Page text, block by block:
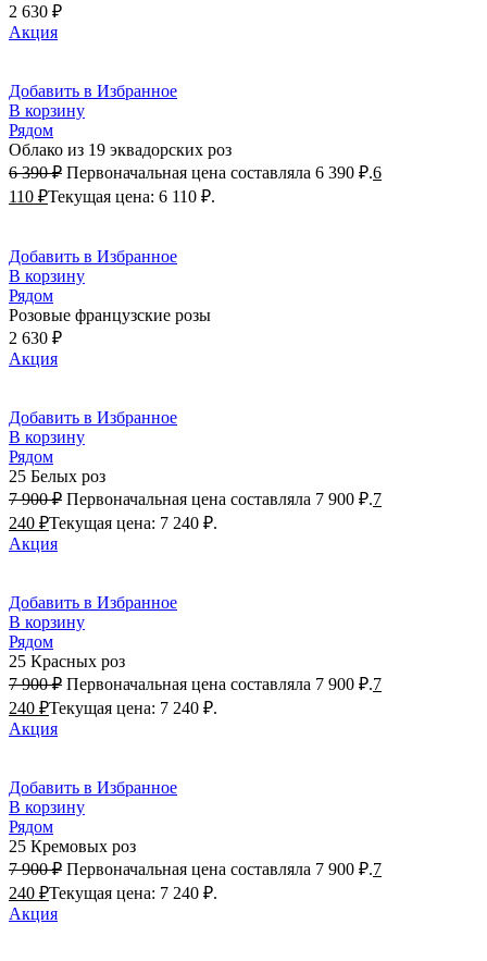
2 630 ₽
Акция
Добавить в Избранное
В корзину
Рядом
Облако из 19 эквадорских роз
6 390₽ Первоначальная цена составляла 6 390 ₽.6
110 ₽Текущая цена: 6 110 ₽.
Добавить в Избранное
В корзину
Рядом
Розовые французские розы
2 630 ₽
Акция
Добавить в Избранное
В корзину
Рядом
25 Белых роз
7 900₽ Первоначальная цена составляла 7 900 ₽.7
240 ₽Текущая цена: 7 240 ₽.
Акция
Добавить в Избранное
В корзину
Рядом
25 Красных роз
7 900₽ Первоначальная цена составляла 7 900 ₽.7
240 ₽Текущая цена: 7 240 ₽.
Акция
Добавить в Избранное
В корзину
Рядом
25 Кремовых роз
7 900₽ Первоначальная цена составляла 7 900 ₽.7
240 ₽Текущая цена: 7 240 ₽.
Акция